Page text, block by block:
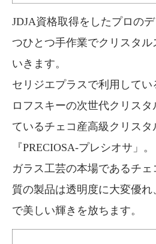
JDJA資格取得をしたプロの
つひとつ手作業でクリスタル
いきます。
セリジエプラスで利用して
ロフスキーの次世代クリス
ているチェコ産高級クリスタ
『PRECIOSA-プレシオサ」。
ガラス工芸の本場であるチ
質の製品は透明度に大変優れ
で美しい輝きを放ちます。